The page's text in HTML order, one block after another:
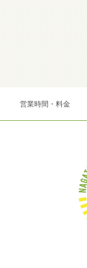
営業時間・料金